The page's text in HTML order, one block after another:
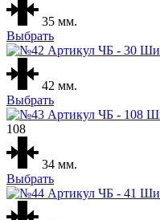
35 мм.
Выбрать
42 мм.
Выбрать
108
34 мм.
Выбрать